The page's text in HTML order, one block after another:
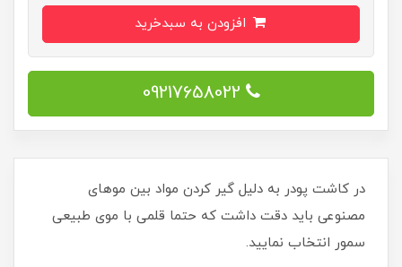
09217658022
در کاشت پودر به دلیل گیر کردن مواد بین موهای
مصنوعی باید دقت داشت که حتما قلمی با موی طبیعی
سمور انتخاب نمایید.